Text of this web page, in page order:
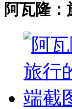
阿瓦隆